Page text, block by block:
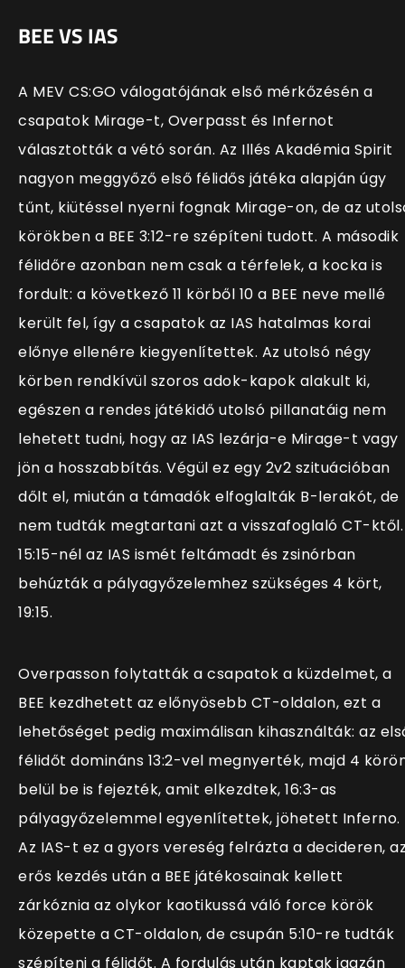
BEE VS IAS
A MEV CS:GO válogatójának első mérkőzésén a
csapatok Mirage-t, Overpasst és Infernot
választották a vétó során. Az Illés Akadémia Spirit
nagyon meggyőző első félidős játéka alapján úgy
tűnt, kiütéssel nyerni fognak Mirage-on, de az
körökben a BEE 3:12-re szépíteni tudott. A második
félidőre azonban nem csak a térfelek, a kocka is
fordult: a következő 11 körből 10 a BEE neve mellé
került fel, így a csapatok az IAS hatalmas korai
előnye ellenére kiegyenlítettek. Az utolsó négy
körben rendkívül szoros adok-kapok alakult ki,
egészen a rendes játékidő utolsó pillanatáig nem
lehetett tudni, hogy az IAS lezárja-e Mirage-t vagy
jön a hosszabbítás. Végül ez egy 2v2 szituációban
dőlt el, miután a támadók elfoglalták B-lerakót, de
nem tudták megtartani azt a visszafoglaló CT-ktől.
15:15-nél az IAS ismét feltámadt és zsinórban
behúzták a pályagyőzelemhez szükséges 4 kört,
19:15.
Overpasson folytatták a csapatok a küzdelmet, a
BEE kezdhetett az előnyösebb CT-oldalon, ezt a
lehetőséget pedig maximálisan kihasználták: az
félidőt domináns 13:2-vel megnyerték, majd 4
belül be is fejezték, amit elkezdtek, 16:3-as
pályagyőzelemmel egyenlítettek, jöhetett Inferno.
Az IAS-t ez a gyors vereség felrázta a decideren,
erős kezdés után a BEE játékosainak kellett
zárkóznia az olykor kaotikussá váló force körök
közepette a CT-oldalon, de csupán 5:10-re tudták
szépíteni a félidőt. A fordulás után kaptak igazán